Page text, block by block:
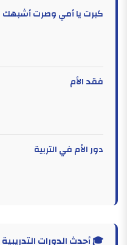
كبرت يا أمي وصرت أشبهك
فقد الأم
دور الأم في التربية
🎓 أحدث الدورات التدريبية